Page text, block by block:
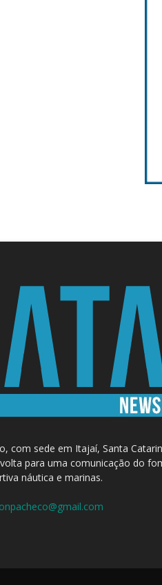
com sede em Itajaí, Santa
para uma comunicação do
náutica e marinas.